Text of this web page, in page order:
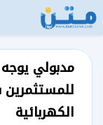
مدبولي
للمستثمرين
الكهربائية